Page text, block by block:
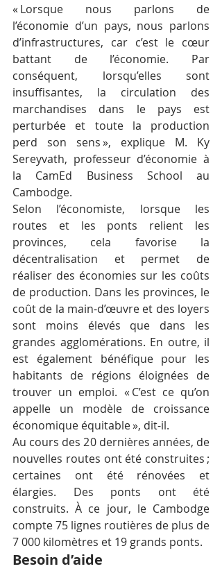
« Lorsque nous parlons de
l’économie d’un pays, nous parlons
d’infrastructures, car c’est le cœur
battant de l’économie. Par
conséquent, lorsqu’elles sont
insuffisantes, la circulation des
marchandises dans le pays est
perturbée et toute la production
perd son sens », explique M. Ky
Sereyvath, professeur d’économie à
la CamEd Business School au
Cambodge.
Selon l’économiste, lorsque les
routes et les ponts relient les
provinces, cela favorise la
décentralisation et permet de
réaliser des économies sur les coûts
de production. Dans les provinces, le
coût de la main-d’œuvre et des loyers
sont moins élevés que dans les
grandes agglomérations. En outre, il
est également bénéfique pour les
habitants de régions éloignées de
trouver un emploi. « C’est ce qu’on
appelle un modèle de croissance
économique équitable », dit-il.
Au cours des 20 dernières années, de
nouvelles routes ont été construites ;
certaines ont été rénovées et
élargies. Des ponts ont été
construits. À ce jour, le Cambodge
compte 75 lignes routières de plus de
7 000 kilomètres et 19 grands ponts.
Besoin d’aide